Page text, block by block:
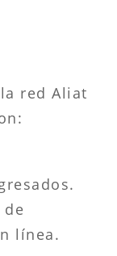
red Aliat
de
línea.